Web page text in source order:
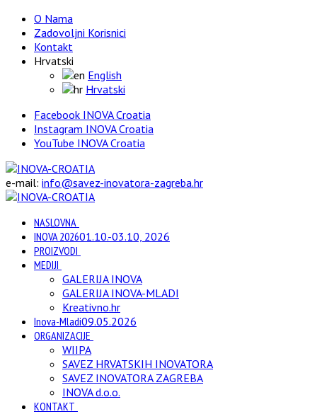
O Nama
Zadovoljni Korisnici
Kontakt
Hrvatski
English
Hrvatski
Facebook INOVA Croatia
Instagram INOVA Croatia
YouTube INOVA Croatia
e-mail: info@savez-inovatora-zagreba.hr
NASLOVNA
INOVA 202601.10.-03.10, 2026
PROIZVODI
MEDIJI
GALERIJA INOVA
GALERIJA INOVA-MLADI
Kreativno.hr
Inova-Mladi09.05.2026
ORGANIZACIJE
WIIPA
SAVEZ HRVATSKIH INOVATORA
SAVEZ INOVATORA ZAGREBA
INOVA d.o.o.
KONTAKT